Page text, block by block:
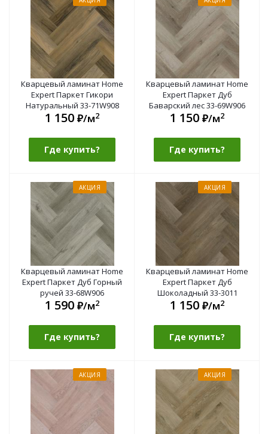
Кварцевый ламинат Home
Expert Паркет Гикори
Натуральный 33-71W908
1 150 ₽/м2
Где купить?
Кварцевый ламинат Home
Expert Паркет Дуб
Баварский лес 33-69W906
1 150 ₽/м2
Где купить?
АКЦИЯ
Кварцевый ламинат Home
Expert Паркет Дуб Горный
ручей 33-68W906
1 590 ₽/м2
Где купить?
АКЦИЯ
Кварцевый ламинат Home
Expert Паркет Дуб
Шоколадный 33-3011
1 150 ₽/м2
Где купить?
АКЦИЯ АКЦИЯ